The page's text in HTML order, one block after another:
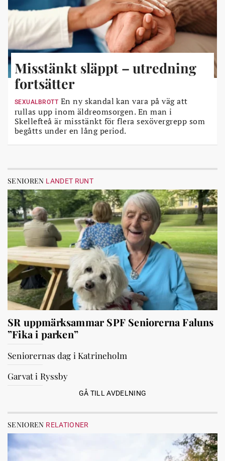
Misstänkt släppt – utredning
fortsätter
SEXUALBROTT En ny skandal kan vara på väg att
rullas upp inom äldreomsorgen. En man i
Skellefteå är misstänkt för flera sexövergrepp som
begåtts under en lång period.
SENIOREN LANDET RUNT
SR uppmärksammar SPF Seniorerna Faluns
”Fika i parken”
Seniorernas dag i Katrineholm
Garvat i Ryssby
GÅ TILL AVDELNING
SENIOREN RELATIONER